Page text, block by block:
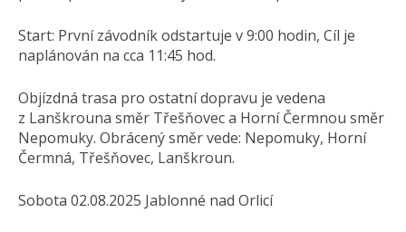
Start: První závodník odstartuje v 9:00 hodin, Cíl je
naplánován na cca 11:45 hod.
Objízdná trasa pro ostatní dopravu je vedena
z Lanškrouna směr Třešňovec a Horní Čermnou směr
Nepomuky. Obrácený směr vede: Nepomuky, Horní
Čermná, Třešňovec, Lanškroun.
Sobota 02.08.2025 Jablonné nad Orlicí